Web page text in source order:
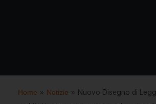
Home » Notizie » Nuovo Disegno di